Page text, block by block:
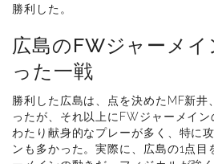
勝利した。
広島のFWジャーメ
った一戦
勝利した広島は、点を決めたMF新井
ったが、それ以上にFWジャーメイ
わたり献身的なプレーが多く、特に
ンも多かった。実際に、広島の1点目